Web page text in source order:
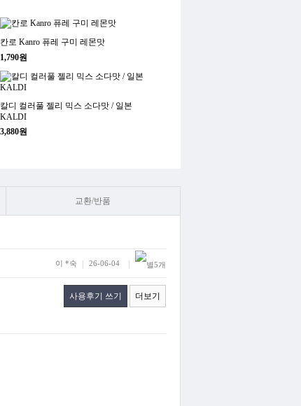
칸로 Kanro 퓨레 구미 레몬맛
1,790원
칼디 컬러풀 젤리 믹스 소다맛 / 일본
KALDI
3,880원
교환/반품
이 *숙 26-06-04
사용후기 쓰기 더보기